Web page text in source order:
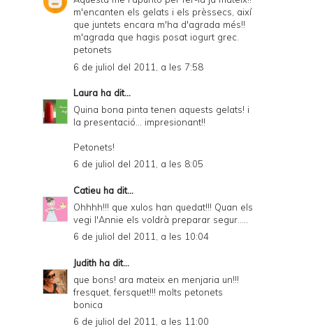
m'encanten els gelats i els prèssecs, així
que juntets encara m'ha d'agrada més!!
m'agrada que hagis posat iogurt grec.
petonets
6 de juliol del 2011, a les 7:58
Laura ha dit...
Quina bona pinta tenen aquests gelats! i
la presentació... impresionant!!
Petonets!
6 de juliol del 2011, a les 8:05
Catieu ha dit...
Ohhhh!!! que xulos han quedat!!! Quan els
vegi l'Annie els voldrà preparar segur.....
6 de juliol del 2011, a les 10:04
Judith ha dit...
que bons! ara mateix en menjaria un!!!
fresquet, fersquet!!! molts petonets
bonica
6 de juliol del 2011, a les 11:00